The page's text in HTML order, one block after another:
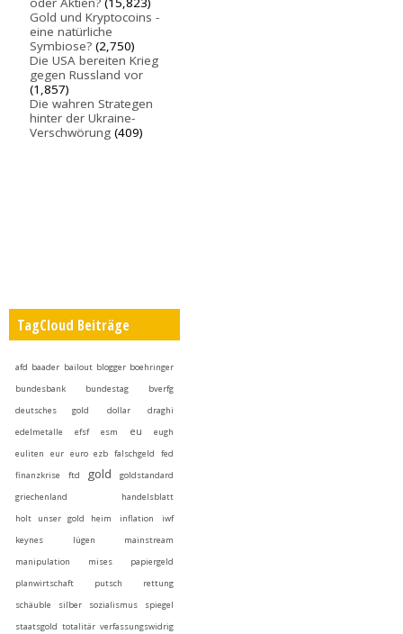
Gold und Kryptocoins -
eine natürliche
Symbiose? (2,750)
Die USA bereiten Krieg
gegen Russland vor
(1,857)
Die wahren Strategen
hinter der Ukraine-
Verschwörung (409)
TagCloud Beiträge
afd baader bailout blogger boehringer
bundesbank
bundestag
bverfg
deutsches gold
dollar
draghi
edelmetalle
efsf esm eu
eugh
euliten
eur euro ezb falschgeld
fed
finanzkrise
ftd gold
goldstandard
griechenland
handelsblatt
holt unser gold heim
inflation
iwf
keynes
lügen
mainstream
manipulation
mises
papiergeld
planwirtschaft
putsch
rettung
schäuble
silber sozialismus
spiegel
staatsgold totalitär verfassungswidrig